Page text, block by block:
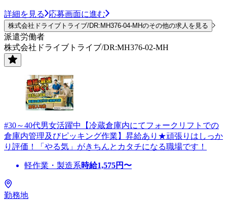
詳細を見る 応募画面に進む
株式会社ドライブトライブ/DR:MH376-04-MHのその他の求人を見る
派遣労働者
株式会社ドライブトライブ/DR:MH376-02-MH
#30～40代男女活躍中【冷蔵倉庫内にてフォークリフトでの
倉庫内管理及びピッキング作業】昇給あり★頑張りはしっか
り評価！「やる気」がきちんとカタチになる職場です！
軽作業・製造系時給1,575円〜
勤務地